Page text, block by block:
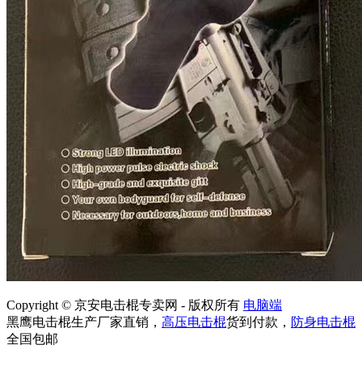
Copyright © 京安电击棍专卖网 - 版权所有 电脑端
黑鹰电击棍生产厂家直销， 高压电击棍货到付款， 防身电击棍
全国包邮